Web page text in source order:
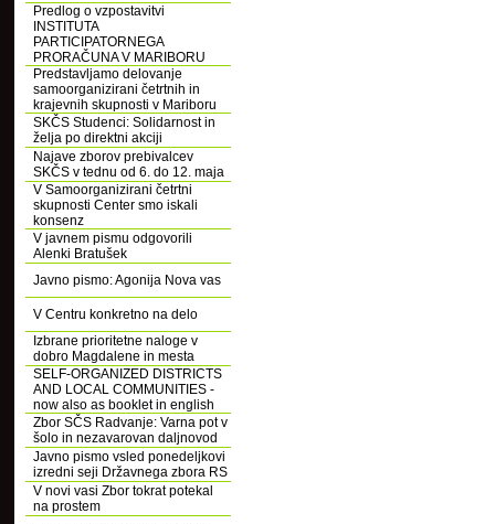
Predlog o vzpostavitvi
INSTITUTA
PARTICIPATORNEGA
PRORAČUNA V MARIBORU
Predstavljamo delovanje
samoorganizirani četrtnih in
krajevnih skupnosti v Mariboru
SKČS Studenci: Solidarnost in
želja po direktni akciji
Najave zborov prebivalcev
SKČS v tednu od 6. do 12. maja
V Samoorganizirani četrtni
skupnosti Center smo iskali
konsenz
V javnem pismu odgovorili
Alenki Bratušek
Javno pismo: Agonija Nova vas
V Centru konkretno na delo
Izbrane prioritetne naloge v
dobro Magdalene in mesta
SELF-ORGANIZED DISTRICTS
AND LOCAL COMMUNITIES -
now also as booklet in english
Zbor SČS Radvanje: Varna pot v
šolo in nezavarovan daljnovod
Javno pismo vsled ponedeljkovi
izredni seji Državnega zbora RS
V novi vasi Zbor tokrat potekal
na prostem